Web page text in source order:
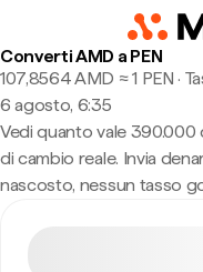
Converti AMD a PEN
107,8564 AMD ≈ 1 PEN ·
6 agosto, 6:35
Vedi quanto vale 390.000
di cambio reale. Invia
nascosto, nessun tasso